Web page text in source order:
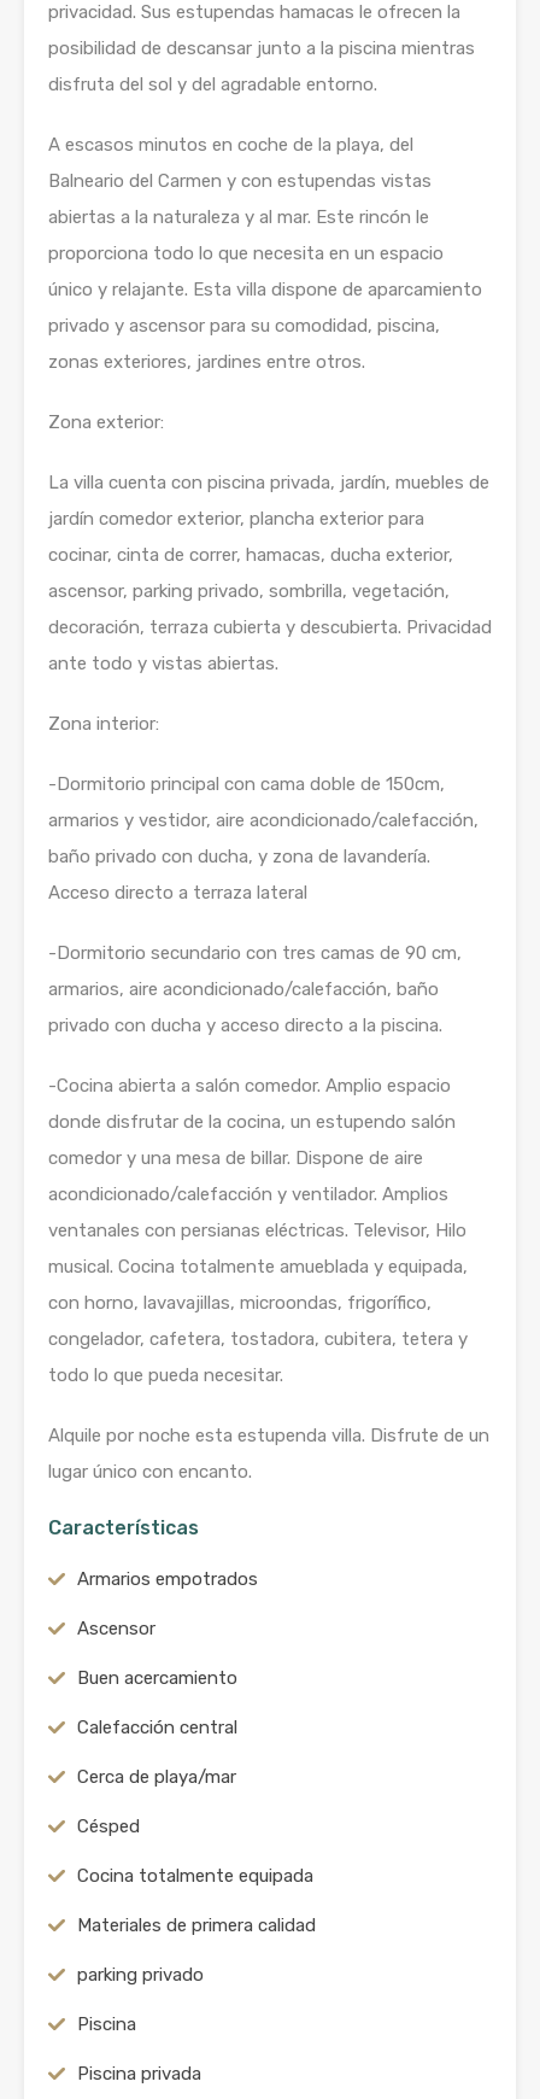
privacidad. Sus estupendas hamacas le ofrecen la
posibilidad de descansar junto a la piscina mientras
disfruta del sol y del agradable entorno.
A escasos minutos en coche de la playa, del
Balneario del Carmen y con estupendas vistas
abiertas a la naturaleza y al mar. Este rincón le
proporciona todo lo que necesita en un espacio
único y relajante. Esta villa dispone de aparcamiento
privado y ascensor para su comodidad, piscina,
zonas exteriores, jardines entre otros.
Zona exterior:
La villa cuenta con piscina privada, jardín, muebles de
jardín comedor exterior, plancha exterior para
cocinar, cinta de correr, hamacas, ducha exterior,
ascensor, parking privado, sombrilla, vegetación,
decoración, terraza cubierta y descubierta. Privacidad
ante todo y vistas abiertas.
Zona interior:
-Dormitorio principal con cama doble de 150cm,
armarios y vestidor, aire acondicionado/calefacción,
baño privado con ducha, y zona de lavandería.
Acceso directo a terraza lateral
-Dormitorio secundario con tres camas de 90 cm,
armarios, aire acondicionado/calefacción, baño
privado con ducha y acceso directo a la piscina.
-Cocina abierta a salón comedor. Amplio espacio
donde disfrutar de la cocina, un estupendo salón
comedor y una mesa de billar. Dispone de aire
acondicionado/calefacción y ventilador. Amplios
ventanales con persianas eléctricas. Televisor, Hilo
musical. Cocina totalmente amueblada y equipada,
con horno, lavavajillas, microondas, frigorífico,
congelador, cafetera, tostadora, cubitera, tetera y
todo lo que pueda necesitar.
Alquile por noche esta estupenda villa. Disfrute de un
lugar único con encanto.
Características
Armarios empotrados
Ascensor
Buen acercamiento
Calefacción central
Cerca de playa/mar
Césped
Cocina totalmente equipada
Materiales de primera calidad
parking privado
Piscina
Piscina privada